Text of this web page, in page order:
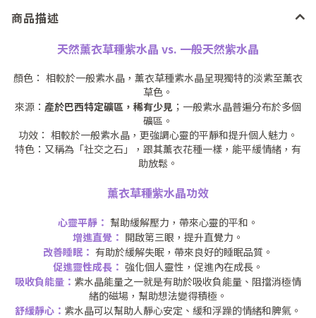
商品描述
天然薰衣草種紫水晶 vs. 一般天然紫水晶
顏色： 相較於一般紫水晶，薰衣草種紫水晶呈現獨特的淡紫至薰衣
草色。
來源： 產於巴西特定礦區，稀有少見 ；一般紫水晶普遍分布於多個
礦區。
功效： 相較於一般紫水晶，更強調心靈的平靜和提升個人魅力。
特色：又稱為「社交之石」，跟其薰衣花種一樣，能平緩情緒，有
助放鬆。
薰衣草種紫水晶功效
心靈平靜： 幫助緩解壓力，帶來心靈的平和。
增進直覺： 開啟第三眼，提升直覺力。
改善睡眠： 有助於緩解失眠，帶來良好的睡眠品質。
促進靈性成長： 強化個人靈性，促進內在成長。
吸收負能量： 紫水晶能量之一就是有助於吸收負能量、阻擋消極情
緒的磁場，幫助想法變得積極。
舒緩靜心： 紫水晶可以幫助人靜心安定、緩和浮躁的情緒和脾氣。